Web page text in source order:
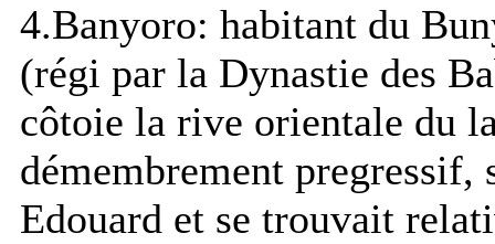
4.Banyoro: habitant du
(régi par la Dynastie des
côtoie la rive orientale du
démembrement
Edouard et se trouvait